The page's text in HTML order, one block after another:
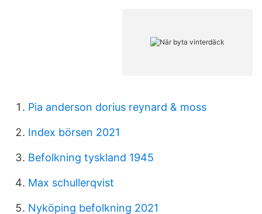
Pia anderson dorius reynard & moss
Index börsen 2021
Befolkning tyskland 1945
Max schullerqvist
Nyköping befolkning 2021